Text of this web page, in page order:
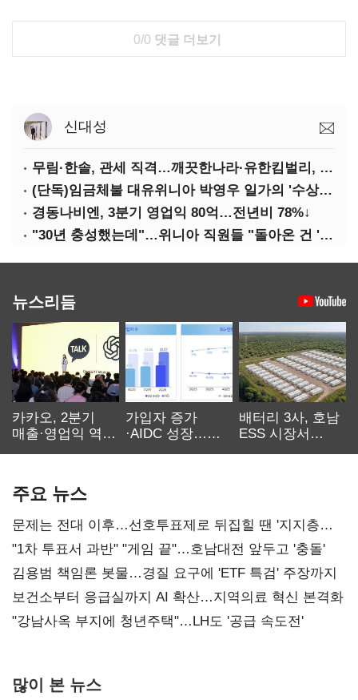
0/0 댓글 더보기
신대성
무림·한솔, 관세 직격…깨끗한나라·유한킴벌리, 수익성 악화
(단독)임금체불 대유위니아 박영우 일가의 '수상한 별장'
경동나비엔, 3분기 영업익 80억…전년비 78%↓
"30년 충성했는데"…위니아 직원들 "돌아온 건 '배신'"
뉴스리듬
카카오, 2분기
매출·영업익 역대
가입자 증가
·AIDC 성장…
배터리 3사, 호남
ESS 시장서
주요 뉴스
문제는 전대 이후…선호투표제로 뒤집힐 땐 '지지층
불복'
"1차 투표서 과반" "게임 끝"…호남대전 앞두고 '충돌'
김용범 책임론 봇물…경질 요구에 'ETF 특검' 주장까지
보건소부터 응급실까지 AI 확산…지역의료 혁신 본격화
"강남사옥 부지에 청년주택"…LH도 '공급 속도전'
많이 본 뉴스